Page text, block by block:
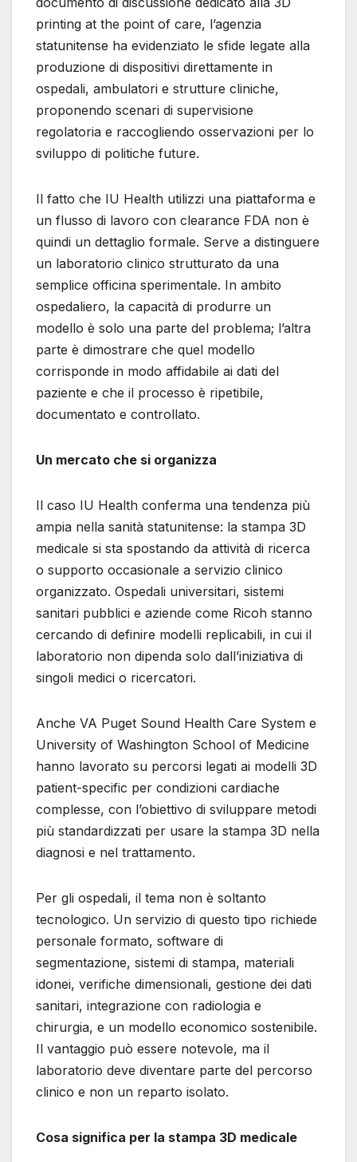
printing at the point of care, l’agenzia
statunitense ha evidenziato le sfide legate alla
produzione di dispositivi direttamente in
ospedali, ambulatori e strutture cliniche,
proponendo scenari di supervisione
regolatoria e raccogliendo osservazioni per lo
sviluppo di politiche future.
Il fatto che IU Health utilizzi una piattaforma e
un flusso di lavoro con clearance FDA non è
quindi un dettaglio formale. Serve a distinguere
un laboratorio clinico strutturato da una
semplice officina sperimentale. In ambito
ospedaliero, la capacità di produrre un
modello è solo una parte del problema; l’altra
parte è dimostrare che quel modello
corrisponde in modo affidabile ai dati del
paziente e che il processo è ripetibile,
documentato e controllato.
Un mercato che si organizza
Il caso IU Health conferma una tendenza più
ampia nella sanità statunitense: la stampa 3D
medicale si sta spostando da attività di ricerca
o supporto occasionale a servizio clinico
organizzato. Ospedali universitari, sistemi
sanitari pubblici e aziende come Ricoh stanno
cercando di definire modelli replicabili, in cui il
laboratorio non dipenda solo dall’iniziativa di
singoli medici o ricercatori.
Anche VA Puget Sound Health Care System e
University of Washington School of Medicine
hanno lavorato su percorsi legati ai modelli 3D
patient-specific per condizioni cardiache
complesse, con l’obiettivo di sviluppare metodi
più standardizzati per usare la stampa 3D nella
diagnosi e nel trattamento.
Per gli ospedali, il tema non è soltanto
tecnologico. Un servizio di questo tipo richiede
personale formato, software di
segmentazione, sistemi di stampa, materiali
idonei, verifiche dimensionali, gestione dei dati
sanitari, integrazione con radiologia e
chirurgia, e un modello economico sostenibile.
Il vantaggio può essere notevole, ma il
laboratorio deve diventare parte del percorso
clinico e non un reparto isolato.
Cosa significa per la stampa 3D medicale